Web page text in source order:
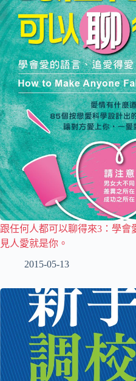
跟任何人都可以聊得來3：學會
見人愛就是你。
2015-05-13